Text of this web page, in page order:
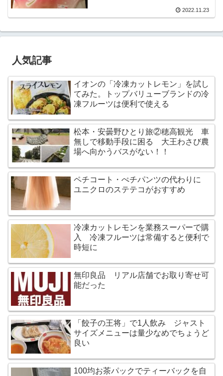
2022.11.23
人気記事
イオンの「冷凍カットレモン」を試し
てみた。トップバリューブランドの冷
凍フルーツは便利で使える
松本・安曇野ひとり旅②穂高観光 車
無しで移動手段に困る 大王わさび農
場へ向かうバスがない！！
ペチコート・ぺチパンツの代わりに
ユニクロのステテコがおすすめ
冷凍カットレモンを業務スーパーで購
入 冷凍フルーツは常備すると便利で
時短に
無印良品 リアル店舗でお取り寄せ可
能だった
「餃子の王将」で1人飲み ジャスト
サイズメニューは量少なめでちょうど
良い
100均お茶パックでティーバックを自